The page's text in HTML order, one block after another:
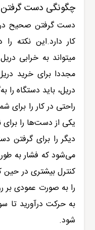
چگونگی دست گرفتن
دست گرفتن صحیح
کار دارد.این نکته
میتواند به خرابی
مجددا برای خرید
دریل، باید دستگاه را
راحتی در کار را برای
یکی از دست‌ها را
دیگر را برای گرفتن
می‌شود که فشار به
کنترل بیشتری در حین
را به صورت عمودی بر
به حرکت درآورید تا
شود.